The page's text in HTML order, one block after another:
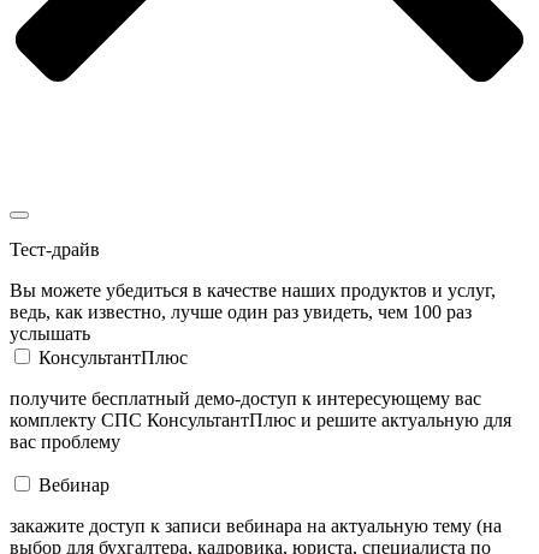
Тест-драйв
Вы можете убедиться в качестве наших продуктов и услуг,
ведь, как известно, лучше один раз увидеть, чем 100 раз
услышать
КонсультантПлюс
получите бесплатный демо-доступ к интересующему вас
комплекту СПС КонсультантПлюс и решите актуальную для
вас проблему
Вебинар
закажите доступ к записи вебинара на актуальную тему (на
выбор для бухгалтера, кадровика, юриста, специалиста по